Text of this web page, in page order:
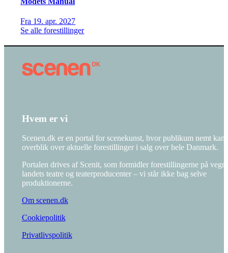
Fra 19. apr. 2027
Se alle forestillinger
Hvem er vi
Scenen.dk er en portal for scenekunst, hvor publikum nemt kan
overblik over aktuelle forestillinger i salg over hele Danmark.
Portalen drives af Scenit, som formidler forestillingerne på
landets teatre og teaterproducenter – vi står ikke bag selve
produktionerne.
Om scenen.dk
Cookiepolitik
Privatlivspolitik